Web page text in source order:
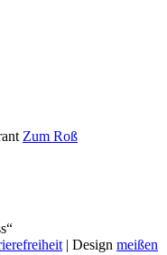
Zum Roß
| Design meißen